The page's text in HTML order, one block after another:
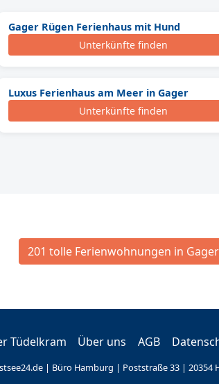
Gager Rügen Ferienhaus mit Hund
Unterkünfte finden
Luxus Ferienhaus am Meer in Gager
Unterkünfte finden
201 tolle Ferienwohnungen in Gager
Tüdelkram Über uns AGB
| Büro Hamburg | Poststraße 33 | 20354